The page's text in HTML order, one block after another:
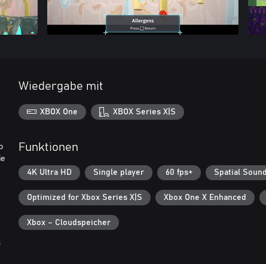
Wiedergabe mit
XBOX One XBOX Series X|S
Funktionen
4K Ultra HD Single player 60 fps+ Spatial Sound
Optimized for Xbox Series X|S Xbox One X Enhanced
Xbox – Cloudspeicher